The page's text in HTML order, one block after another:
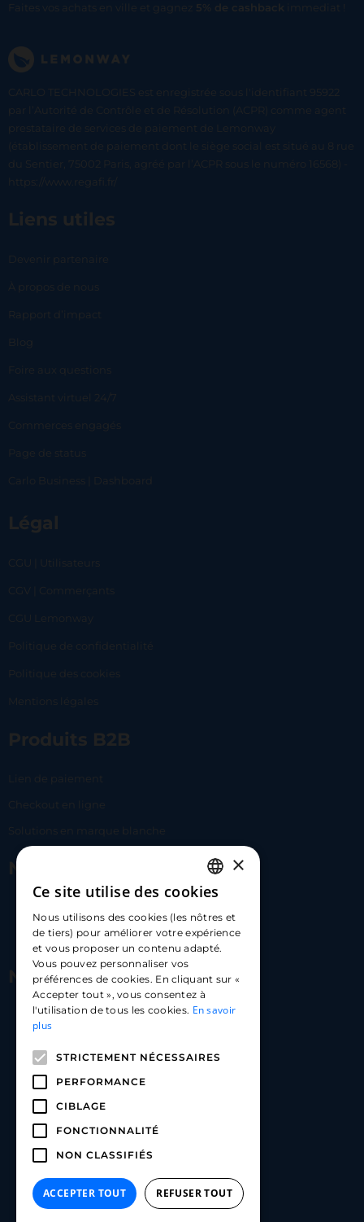
Faites vos achats en ville et gagnez 5% de cashback immediat !
CARLO TECHNOLOGIES est enregistrée sous l'identifiant 95922
par l’Autorité de Contrôle et de Résolution (ACPR) comme agent
prestataire de services de paiement de Lemonway
(établissement de paiement dont le siège social est situé au 8 rue
du Sentier, 75002 Paris, agréé par l’ACPR sous le numéro 16568) -
https://www.regafi.fr/
Liens utiles
Devenir partenaire
À propos de nous
Rapport d’impact
Blog
Foire aux questions
Assistant virtuel 24/7
Commerces engagés
Page de status
Carlo Business | Dashboard
Légal
CGU | Utilisateurs
CGV | Commerçants
CGU Lemonway
Politique de confidentialité
Politique des cookies
Mentions légales
Produits B2B
Lien de paiement
Checkout en ligne
Solutions en marque blanche
Nous contacter
hello@carloapp.com
Nous suivre
Carlo App | Instagram
Carlo App | Linkedin
FRENCH
ENGLISH
SPANISH
×
Ce site utilise des cookies
Nous utilisons des cookies (les nôtres et
de tiers) pour améliorer votre expérience
et vous proposer un contenu adapté.
Vous pouvez personnaliser vos
préférences de cookies. En cliquant sur «
Accepter tout », vous consentez à
l'utilisation de tous les cookies. En savoir
plus
STRICTEMENT NÉCESSAIRES
PERFORMANCE
CIBLAGE
FONCTIONNALITÉ
NON CLASSIFIÉS
ACCEPTER TOUT REFUSER TOUT